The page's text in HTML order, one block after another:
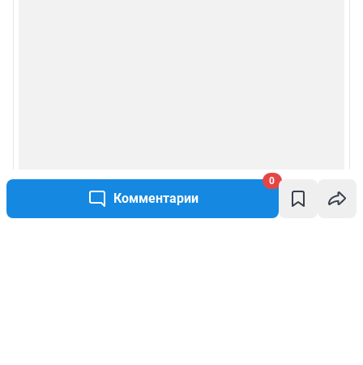
Комментарии
0